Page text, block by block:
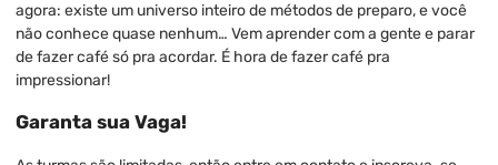
agora: existe um universo inteiro de métodos de preparo, e você
não conhece quase nenhum… Vem aprender com a gente e parar
de fazer café só pra acordar. É hora de fazer café pra
impressionar!
Garanta sua Vaga!